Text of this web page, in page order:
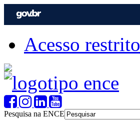
Acesso restrito
Pesquisa na ENCE